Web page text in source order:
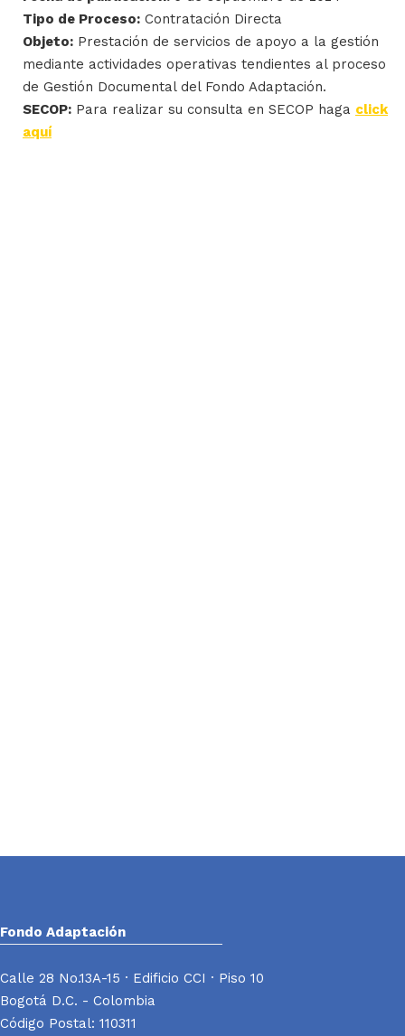
Tipo de Proceso: Contratación Directa
Objeto: Prestación de servicios de apoyo a la gestión
mediante actividades operativas tendientes al proceso
de Gestión Documental del Fondo Adaptación.
SECOP: Para realizar su consulta en SECOP haga click
aquí
Fondo Adaptación
Calle 28 No.13A-15 · Edificio CCI · Piso 10
Bogotá D.C. - Colombia
Código Postal: 110311